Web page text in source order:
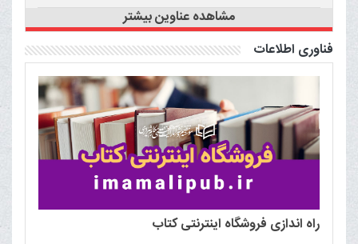
مشاهده عناوین بیشتر
فناوری اطلاعات
راه اندازی فروشگاه اینترنتی کتاب